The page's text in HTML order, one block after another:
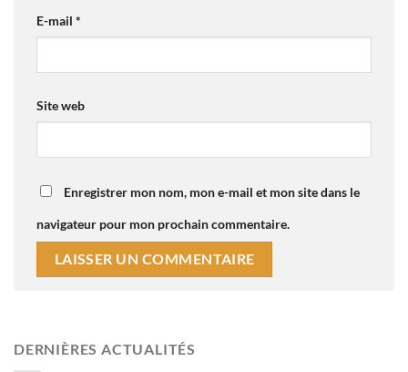
E-mail *
Site web
Enregistrer mon nom, mon e-mail et mon site dans le
navigateur pour mon prochain commentaire.
DERNIÈRES ACTUALITÉS